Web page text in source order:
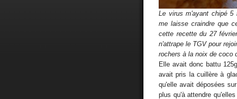
Le virus m'ayant chipé 5
me laisse craindre que
cette recette du 27
n'attrape le TGV pour
rochers à la noix de coco
Elle avait donc battu
avait pris la cuillère à
qu'elle avait déposées
plus qu'à attendre